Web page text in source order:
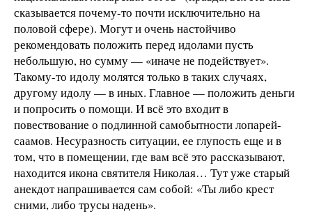
сказывается почему-то почти исключительно на
половой сфере). Могут и очень настойчиво
рекомендовать положить перед идолами пусть
небольшую, но сумму — «иначе не подействует».
Такому-то идолу молятся только в таких случаях,
другому идолу — в иных. Главное — положить деньги
и попросить о помощи. И всё это входит в
повествование о подлинной самобытности лопарей-
саамов. Несуразность ситуации, ее глупость еще и в
том, что в помещении, где вам всё это рассказывают,
находится икона святителя Николая… Тут уже старый
анекдот напрашивается сам собой: «Ты либо крест
сними, либо трусы надень».